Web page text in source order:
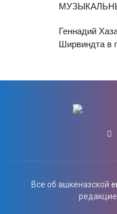
Геннадий
Ширвиндта в
Все об ашкеназской